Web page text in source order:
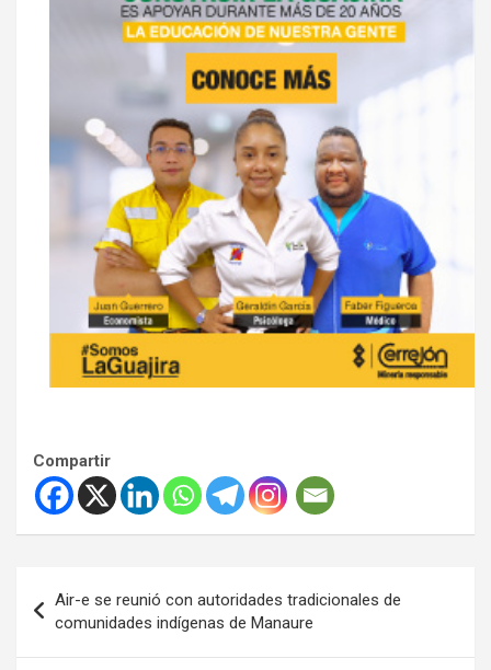
Compartir
de
entradas
Air-e se reunió con autoridades tradicionales de
comunidades indígenas de Manaure